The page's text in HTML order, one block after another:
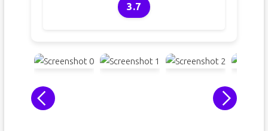
3.7